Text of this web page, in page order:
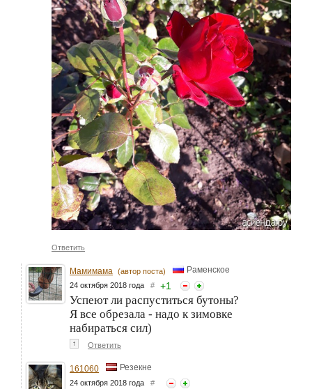
Ответить
Мамимама (автор поста) Раменское
24 октября 2018 года # +1
Успеют ли распуститься бутоны?
Я все обрезала - надо к зимовке
набираться сил)
↑ Ответить
161060 Резекне
24 октября 2018 года #